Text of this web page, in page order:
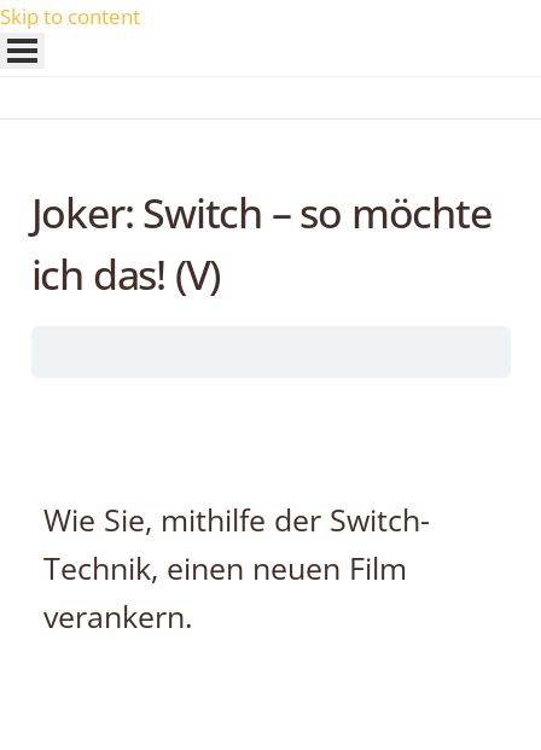
Skip to content
Joker: Switch – so möchte
ich das! (V)
Wie Sie, mithilfe der Switch-
Technik, einen neuen Film
verankern.